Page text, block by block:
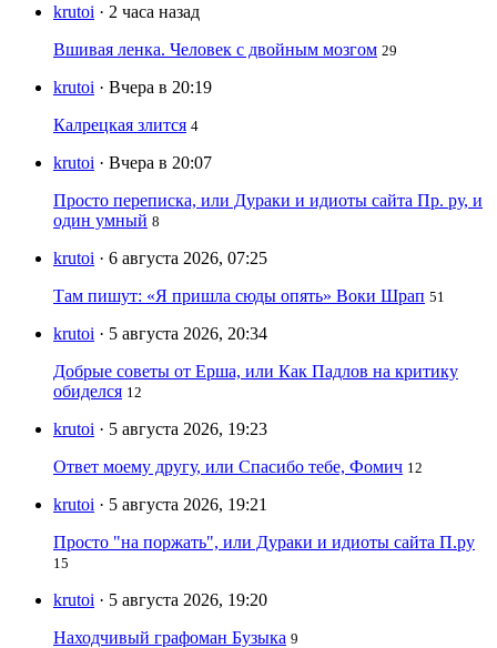
krutoi · 2 часа назад
Вшивая ленка. Человек с двойным мозгом 29
krutoi · Вчера в 20:19
Калрецкая злится 4
krutoi · Вчера в 20:07
Просто переписка, или Дураки и идиоты сайта Пр. ру, и
один умный 8
krutoi · 6 августа 2026, 07:25
Там пишут: «Я пришла сюды опять» Воки Шрап 51
krutoi · 5 августа 2026, 20:34
Добрые советы от Ерша, или Как Падлов на критику
обиделся 12
krutoi · 5 августа 2026, 19:23
Ответ моему другу, или Спасибо тебе, Фомич 12
krutoi · 5 августа 2026, 19:21
Просто "на поржать", или Дураки и идиоты сайта П.ру
15
krutoi · 5 августа 2026, 19:20
Находчивый графоман Бузыка 9